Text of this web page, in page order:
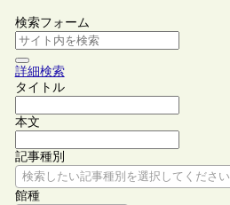
検索フォーム
詳細検索
タイトル
本文
記事種別
検索したい記事種別を選択してください
館種